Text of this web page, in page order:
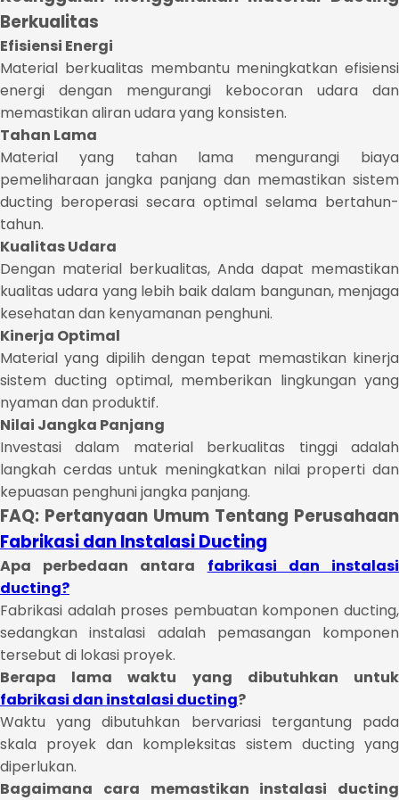
Berkualitas
Efisiensi Energi
Material berkualitas membantu meningkatkan efisiensi
energi dengan mengurangi kebocoran udara dan
memastikan aliran udara yang konsisten.
Tahan Lama
Material yang tahan lama mengurangi biaya
pemeliharaan jangka panjang dan memastikan sistem
ducting beroperasi secara optimal selama bertahun-
tahun.
Kualitas Udara
Dengan material berkualitas, Anda dapat memastikan
kualitas udara yang lebih baik dalam bangunan, menjaga
kesehatan dan kenyamanan penghuni.
Kinerja Optimal
Material yang dipilih dengan tepat memastikan kinerja
sistem ducting optimal, memberikan lingkungan yang
nyaman dan produktif.
Nilai Jangka Panjang
Investasi dalam material berkualitas tinggi adalah
langkah cerdas untuk meningkatkan nilai properti dan
kepuasan penghuni jangka panjang.
FAQ: Pertanyaan Umum Tentang Perusahaan
Fabrikasi dan Instalasi Ducting
Apa perbedaan antara fabrikasi dan instalasi
ducting?
Fabrikasi adalah proses pembuatan komponen ducting,
sedangkan instalasi adalah pemasangan komponen
tersebut di lokasi proyek.
Berapa lama waktu yang dibutuhkan untuk
fabrikasi dan instalasi ducting?
Waktu yang dibutuhkan bervariasi tergantung pada
skala proyek dan kompleksitas sistem ducting yang
diperlukan.
Bagaimana cara memastikan instalasi ducting